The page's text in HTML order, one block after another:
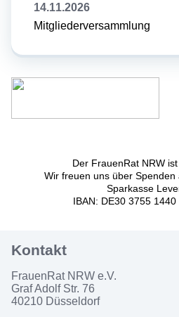
14.11.2026
Mitgliederversammlung
Der FrauenRat NRW
Wir freuen uns über Spenden
Sparkasse
IBAN: DE30 3755 1440
FrauenRat NRW e.V.
Graf Adolf Str. 76
40210 Düsseldorf